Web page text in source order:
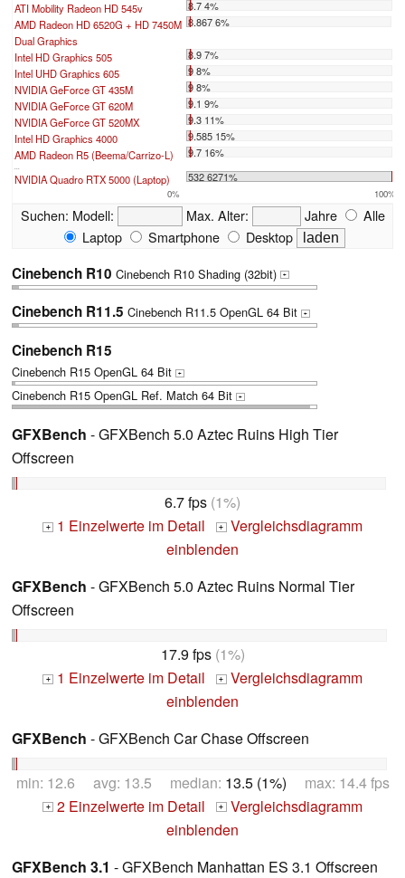
ATI Mobility Radeon HD 545v
8.7 4%
AMD Radeon HD 6520G + HD 7450M
Dual Graphics
8.867 6%
Intel HD Graphics 505
8.9 7%
Intel UHD Graphics 605
9 8%
NVIDIA GeForce GT 435M
9 8%
NVIDIA GeForce GT 620M
9.1 9%
NVIDIA GeForce GT 520MX
9.3 11%
Intel HD Graphics 4000
9.585 15%
AMD Radeon R5 (Beema/Carrizo-L)
9.7 16%
NVIDIA Quadro RTX 5000 (Laptop) 532 6271%
0% 100%
Suchen: Modell: Max. Alter: Jahre
Alle
Laptop
Smartphone Desktop
Cinebench R10 Cinebench R10 Shading (32bit) +
Cinebench R11.5 Cinebench R11.5 OpenGL 64 Bit +
Cinebench R15
Cinebench R15 OpenGL 64 Bit +
Cinebench R15 OpenGL Ref. Match 64 Bit +
GFXBench - GFXBench 5.0 Aztec Ruins High Tier
Offscreen
6.7 fps (1%)
+ 1 Einzelwerte im Detail + Vergleichsdiagramm
einblenden
GFXBench - GFXBench 5.0 Aztec Ruins Normal Tier
Offscreen
17.9 fps(1%)
+ 1 Einzelwerte im Detail + Vergleichsdiagramm
einblenden
GFXBench - GFXBench Car Chase Offscreen
min: 12.6 avg: 13.5 median: 13.5 (1%) max: 14.4 fps
+ 2 Einzelwerte im Detail + Vergleichsdiagramm
einblenden
GFXBench 3.1 - GFXBench Manhattan ES 3.1 Offscreen